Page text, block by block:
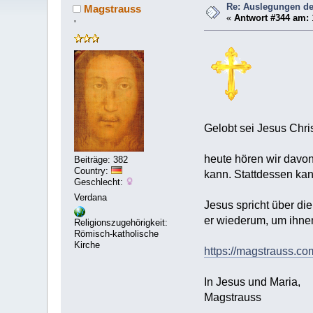
Magstrauss
'
Beiträge: 382
Country:
Geschlecht:
Verdana
Religionszugehörigkeit:
Römisch-katholische
Kirche
Re: Auslegungen
«Antwort #344 am:
Gelobt sei Jesus
heute hören wir
kann. Stattdessen
Jesus spricht über
er wiederum, um
https://
In Jesus und Maria,
Magstrauss